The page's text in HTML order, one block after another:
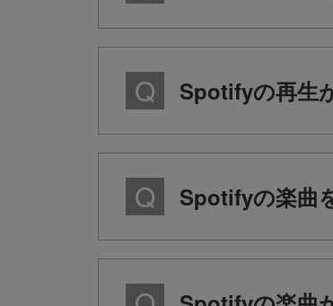
Spotifyの再生
Spotifyの楽曲